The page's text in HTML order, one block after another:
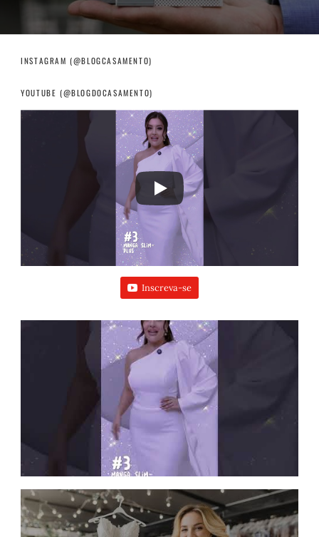
INSTAGRAM (@BLOGCASAMENTO)
YOUTUBE (@BLOGDOCASAMENTO)
Inscreva-se